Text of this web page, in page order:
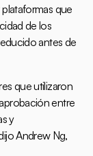
que
de los
antes de
que utilizaron
entre
y
Andrew Ng,